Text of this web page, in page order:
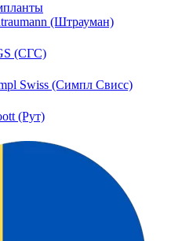
(Штрауман)
(СГС)
Swiss (Симпл Свисс)
(Рут)